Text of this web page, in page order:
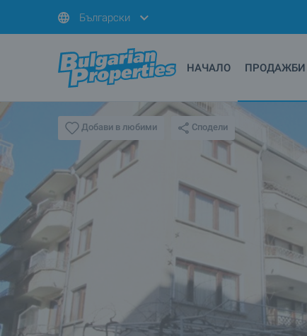
Български
НАЧАЛО ПРОДАЖБИ
Добави в любими Сподели